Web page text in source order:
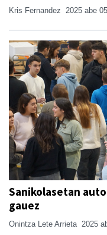
Kris Fernandez 2025 abe 05
Sanikolasetan
gauez
Onintza Lete Arrieta 2025